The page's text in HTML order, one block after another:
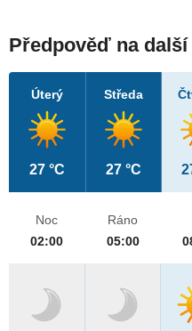
Předpověď na další
Úterý
27 °C
Středa
27 °C
Noc
02:00
Ráno
05:00